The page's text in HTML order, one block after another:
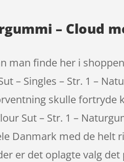
– Cloud
man finde her i
– Singles – Str. 1 –
skulle fortryde
Sut – Str. 1 –
Danmark med de helt
er det oplagte valg